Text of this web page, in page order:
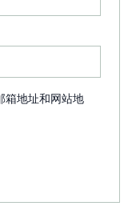
箱地址和网站地